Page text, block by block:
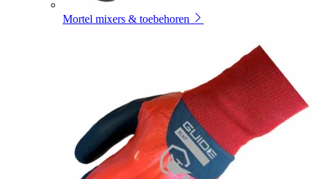
Mortel mixers & toebehoren